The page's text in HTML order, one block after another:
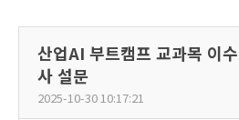
산업AI 부트캠프 교과목 이
사 설문
2025-10-30 10:17:21